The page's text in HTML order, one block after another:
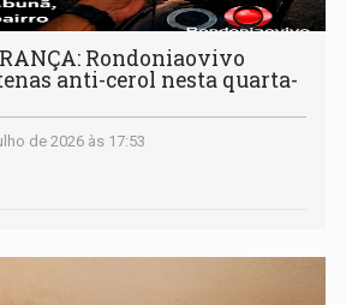
Rondoniaovivo
anti-cerol nesta quarta-
de 2026 às 17:53